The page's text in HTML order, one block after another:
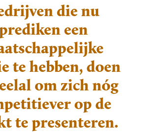
die nu
een
te hebben, doen
om zich nóg
op de
te presenteren.